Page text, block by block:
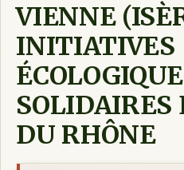
VIENNE
INITIATIVES
SOLIDAIRES
DU RHÔNE